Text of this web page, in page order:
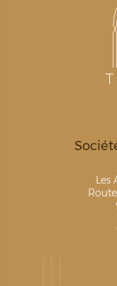
Les